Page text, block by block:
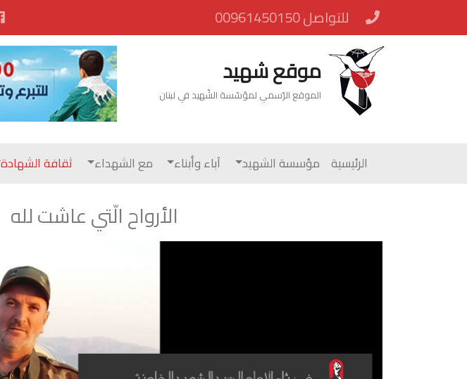
للتواصل 00961450150
موقع شهيد
الموقع الرّسمي لمؤسّسة الشّهيد في لبنان
الرئيسية مؤسسة الشهيد آباء وأبناء مع الشهداء ثقافة الشهادة
الأرواح الّتي عاشت لله